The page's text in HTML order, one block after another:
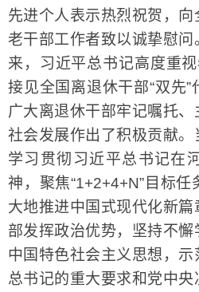
先进个人表示热烈祝贺，
老干部工作者致以诚挚慰
来，习近平总书记高度重
接见全国离退休干部“双先
广大离退休干部牢记嘱托
社会发展作出了积极贡献
学习贯彻习近平总书记在
神，聚焦“1+2+4+N”目标
大地推进中国式现代化新
部发挥政治优势，坚持不
中国特色社会主义思想，
总书记的重大要求和党中